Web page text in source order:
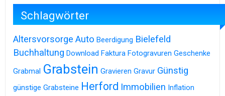
Schlagwörter
Altersvorsorge Auto Beerdigung Bielefeld
Buchhaltung Download Faktura Fotogravuren Geschenke
Grabmal Grabstein Gravieren Gravur Günstig
günstige Grabsteine Herford Immobilien Inflation